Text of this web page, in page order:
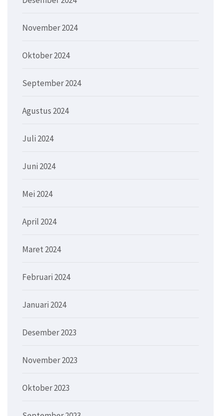
November 2024
Oktober 2024
September 2024
Agustus 2024
Juli 2024
Juni 2024
Mei 2024
April 2024
Maret 2024
Februari 2024
Januari 2024
Desember 2023
November 2023
Oktober 2023